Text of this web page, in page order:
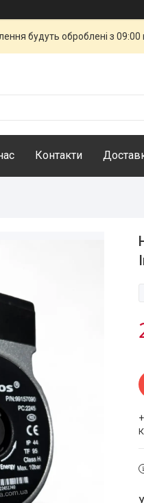
будуть оброблені з
Контакти